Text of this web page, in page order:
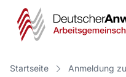
Startseite